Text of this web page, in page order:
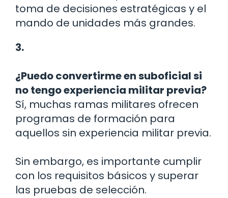
toma de decisiones estratégicas y el
mando de unidades más grandes.
3.
¿Puedo convertirme en suboficial si
no tengo experiencia militar previa?
Sí, muchas ramas militares ofrecen
programas de formación para
aquellos sin experiencia militar previa.
Sin embargo, es importante cumplir
con los requisitos básicos y superar
las pruebas de selección.